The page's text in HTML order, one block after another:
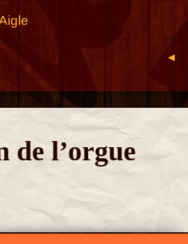
◀
de l’orgue